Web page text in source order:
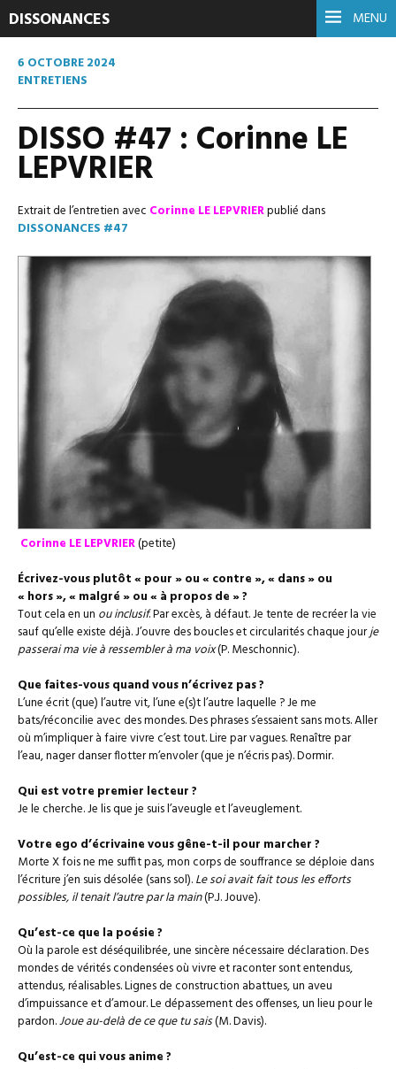
MENU
DISSONANCES
6 OCTOBRE 2024
ENTRETIENS
DISSO #47 : Corinne LE
LEPVRIER
Extrait de l’entretien avec Corinne LE LEPVRIERpublié dans
DISSONANCES #47
Corinne LE LEPVRIER(petite)
Écrivez-vous plutôt « pour » ou « contre », « dans » ou
« hors », « malgré » ou « à propos de » ?
Tout cela en un ou inclusif. Par excès, à défaut. Je tente de recréer la vie
sauf qu’elle existe déjà. J’ouvre des boucles et circularités chaque jourje
passerai ma vie à ressembler à ma voix(P. Meschonnic).
Que faites-vous quand vous n’écrivez pas ?
L’une écrit (que) l’autre vit, l’une e(s)t l’autre laquelle ? Je me
bats/réconcilie avec des mondes. Des phrases s’essaient sans mots. Aller
où m’impliquer à faire vivre c’est tout. Lire par vagues. Renaître par
l’eau, nager danser flotter m’envoler (que je n’écris pas). Dormir.
Qui est votre premier lecteur ?
Je le cherche. Je lis que je suis l’aveugle et l’aveuglement.
Votre ego d’écrivaine vous gêne-t-il pour marcher ?
Morte X fois ne me suffit pas, mon corps de souffrance se déploie dans
l’écriture j’en suis désolée (sans sol).Le soi avait fait tous les efforts
possibles, il tenait l’autre par la main(P.J. Jouve).
Qu’est-ce que la poésie ?
Où la parole est déséquilibrée, une sincère nécessaire déclaration. Des
mondes de vérités condensées où vivre et raconter sont entendus,
attendus, réalisables. Lignes de construction abattues, un aveu
d’impuissance et d’amour. Le dépassement des offenses, un lieu pour le
pardon.Joue au-delà de ce que tu sais(M. Davis).
Qu’est-ce qui vous anime ?